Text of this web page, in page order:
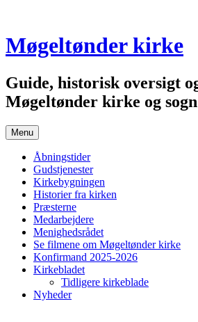
content
Møgeltønder kirke
Guide, historisk oversigt
Møgeltønder kirke og
Menu
Åbningstider
Gudstjenester
Kirkebygningen
Historier fra kirken
Præsterne
Medarbejdere
Menighedsrådet
Se filmene om Møgeltønder kirke
Konfirmand 2025-2026
Kirkebladet
Tidligere kirkeblade
Nyheder